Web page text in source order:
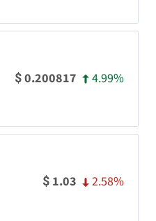
$0.200817 4.99%
$ 1.03 2.58%